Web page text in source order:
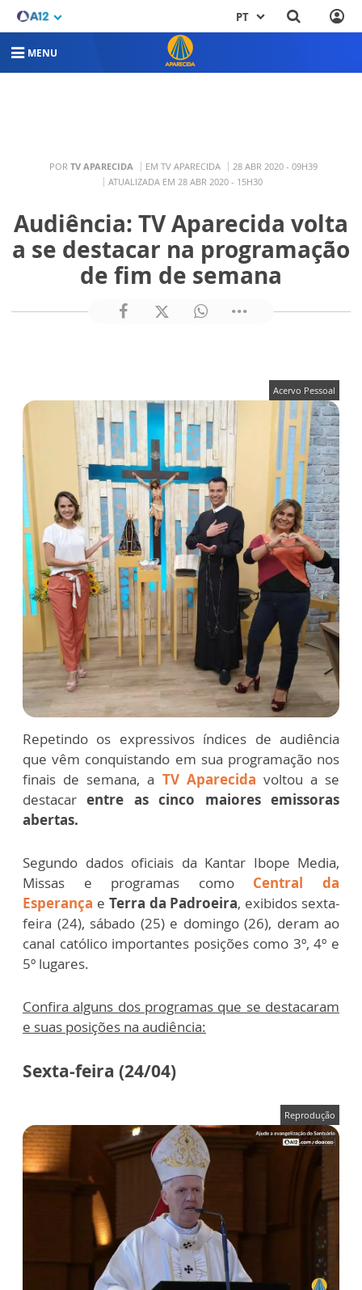
PT
MENU
POR TV APARECIDA EM TV APARECIDA
28 ABR 2020 - 09H39
ATUALIZADA EM 28 ABR 2020 - 15H30
Audiência: TV Aparecida volta
a se destacar na programação
de fim de semana
Acervo Pessoal
Repetindo os expressivos índices de audiência
que vêm conquistando em sua programação nos
finais de semana, a TV Aparecida voltou a se
destacarentre as cinco maiores emissoras
abertas.
Segundo dados oficiais da Kantar Ibope Media,
Missas e programas como Central da
Esperança e Terra da Padroeira, exibidos sexta-
feira (24), sábado (25) e domingo (26), deram ao
canal católico importantes posições como 3º, 4º e
5º lugares.
Confira alguns dos programas que se destacaram
e suas posições na audiência:
Sexta-feira (24/04)
Reprodução